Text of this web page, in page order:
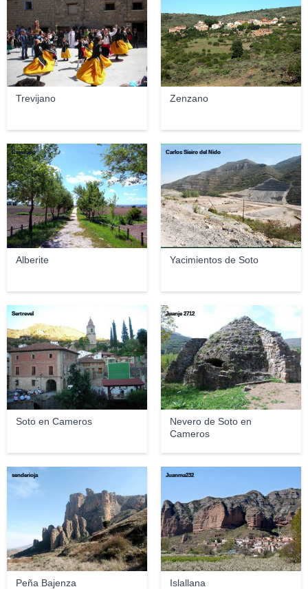
Trevijano Zenzano
Alberite
Cayetano
Yacimientos de Soto
Carlos Sieiro del Nido
Soto en Cameros
Sertrevel
Nevero de Soto en
Cameros
Juanje 2712
Peña Bajenza
senderioja
Islallana
Juanma232